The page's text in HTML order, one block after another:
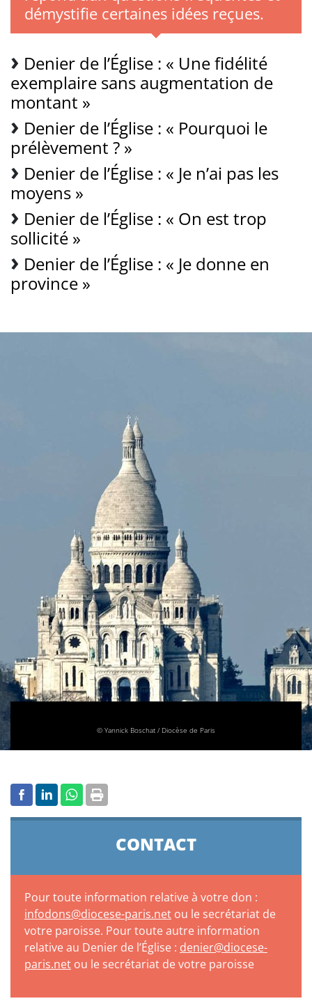
démystifie certaines idées reçues.
Denier de l’Église : « Une fidélité
exemplaire sans augmentation de
montant »
Denier de l’Église : « Pourquoi le
prélèvement ? »
Denier de l’Église : « Je n’ai pas les
moyens »
Denier de l’Église : « On est trop
sollicité »
Denier de l’Église : « Je donne en
province »
© Yannick Boschat / Diocèse de Paris
CONTACT
Pour toute information relative à votre don :
infodons@diocese-paris.net ou le secrétariat de
votre paroisse. Pour toute autre information
relative au Denier de l’Église : denier@diocese-
paris.net ou le secrétariat de votre paroisse